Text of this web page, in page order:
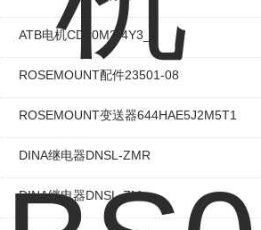
ATB电机CD80M2-4Y3_2
ROSEMOUNT配件23501-08
ROSEMOUNT变送器644HAE5J2M5T1
DINA继电器DNSL-ZMR
DINA继电器DNSL-ZM